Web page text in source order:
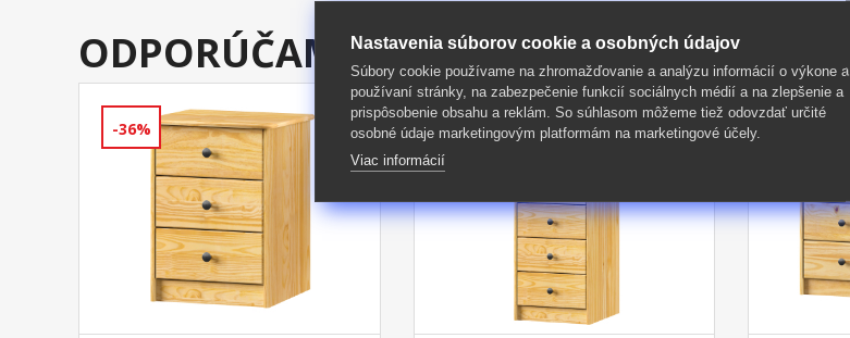
ODPORÚČAME DOKÚPIŤ
-36% -43%
Nastavenia súborov cookie a osobných údajov
Súbory cookie používame na zhromažďovanie a analýzu informácií o výkone a
používaní stránky, na zabezpečenie funkcií sociálnych médií a na zlepšenie a
prispôsobenie obsahu a reklám. So súhlasom môžeme tiež odovzdať určité
osobné údaje marketingovým platformám na marketingové účely.
Viac informácií